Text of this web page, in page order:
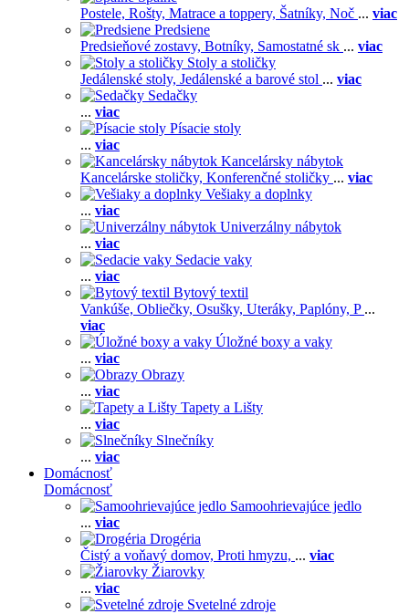
Postele, Rošty, Matrace a toppery, Šatníky, Noč ... viac
Predsiene
Predsieňové zostavy, Botníky, Samostatné sk ... viac
Stoly a stoličky
Jedálenské stoly, Jedálenské a barové stol ... viac
Sedačky
... viac
Písacie stoly
... viac
Kancelársky nábytok
Kancelárske stoličky, Konferenčné stoličky ... viac
Vešiaky a doplnky
... viac
Univerzálny nábytok
... viac
Sedacie vaky
... viac
Bytový textil
Vankúše, Obliečky, Osušky, Uteráky, Paplóny, P ...
viac
Úložné boxy a vaky
... viac
Obrazy
... viac
Tapety a Lišty
... viac
Slnečníky
... viac
Domácnosť
Domácnosť
Samoohrievajúce jedlo
... viac
Drogéria
Čistý a voňavý domov, Proti hmyzu, ... viac
Žiarovky
... viac
Svetelné zdroje